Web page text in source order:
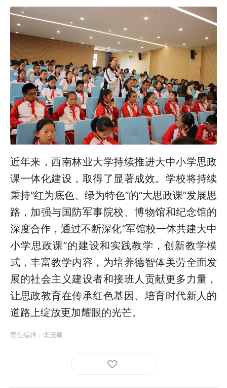
近年来，西南林业大学持续推进大中小学思政
课一体化建设，取得了显著成效。学校将持续
秉持“红为底色、绿为特色”的“大思政课”发展思
路，加强与国防军事院校、博物馆和纪念馆的
深度合作，通过不断深化“军馆校一体共建大中
小学思政课”的建设和实践教学，创新教学模
式，丰富教学内容，为培养德智体美劳全面发
展的社会主义建设者和接班人贡献更多力量，
让思政教育在传承红色基因、培育时代新人的
道路上绽放更加耀眼的光芒。
责任编辑： 李茂颖